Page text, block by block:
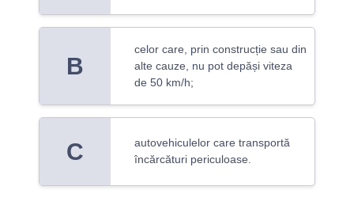
B
celor care, prin construcție sau din
alte cauze, nu pot depăși viteza
de 50 km/h;
C
autovehiculelor care transportă
încărcături periculoase.